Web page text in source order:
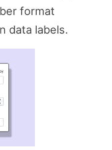
format
data labels.